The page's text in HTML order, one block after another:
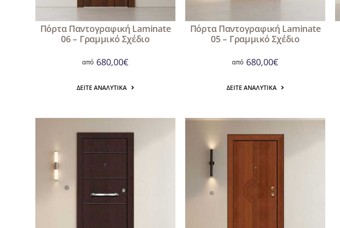
Πόρτα Παντογραφική Laminate
06 – Γραμμικό Σχέδιο
από 680,00€
ΔΕΊΤΕ ΑΝΑΛΥΤΙΚΆ
Πόρτα Παντογραφική Laminate
05 – Γραμμικό Σχέδιο
από 680,00€
ΔΕΊΤΕ ΑΝΑΛΥΤΙΚΆ